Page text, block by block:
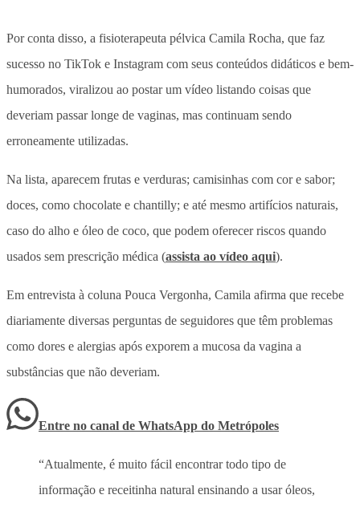
Por conta disso, a fisioterapeuta pélvica Camila Rocha, que faz
sucesso no TikTok e Instagram com seus conteúdos didáticos e bem-
humorados, viralizou ao postar um vídeo listando coisas que
deveriam passar longe de vaginas, mas continuam sendo
erroneamente utilizadas.
Na lista, aparecem frutas e verduras; camisinhas com cor e sabor;
doces, como chocolate e chantilly; e até mesmo artifícios naturais,
caso do alho e óleo de coco, que podem oferecer riscos quando
usados sem prescrição médica (assista ao vídeo aqui).
Em entrevista à coluna Pouca Vergonha, Camila afirma que recebe
diariamente diversas perguntas de seguidores que têm problemas
como dores e alergias após exporem a mucosa da vagina a
substâncias que não deveriam.
Entre no canal de WhatsApp do Metrópoles
“Atualmente, é muito fácil encontrar todo tipo de
informação e receitinha natural ensinando a usar óleos,